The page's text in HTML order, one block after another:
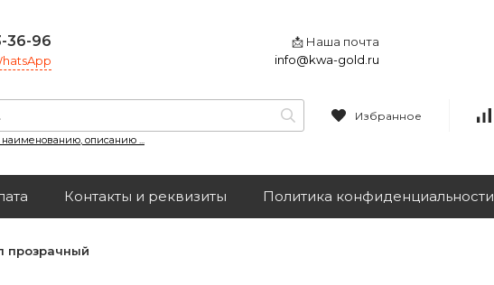
36-96
📩 Наша почта
info@kwa-gold.ru
наименованию, описанию ...
Избранное
Контакты и реквизиты Политика конфиденциальности
прозрачный